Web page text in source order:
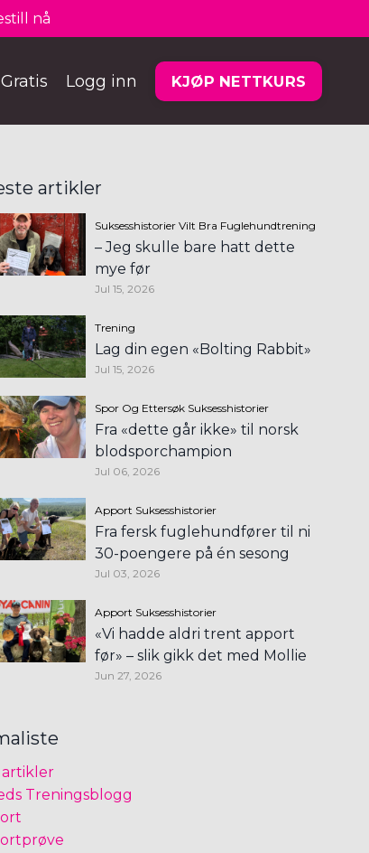
nå
Gratis Logg inn KJØP NETTKURS
artikler
Suksesshistorier Vilt Bra Fuglehundtrening
– Jeg skulle bare hatt dette
mye før
Jul 15, 2026
Trening
Lag din egen «Bolting Rabbit»
Jul 15, 2026
Spor Og Ettersøk Suksesshistorier
Fra «dette går ikke» til norsk
blodsporchampion
Jul 06, 2026
Apport Suksesshistorier
Fra fersk fuglehundfører til ni
30-poengere på én sesong
Jul 03, 2026
Apport Suksesshistorier
«Vi hadde aldri trent apport
før» – slik gikk det med Mollie
Jun 27, 2026
Treningsblogg